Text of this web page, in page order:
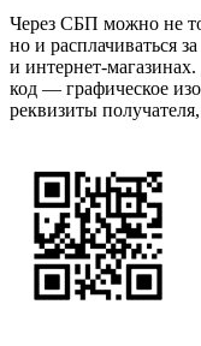
Через СБП можно не
но и расплачиваться
и интернет-
код — графическое
реквизиты